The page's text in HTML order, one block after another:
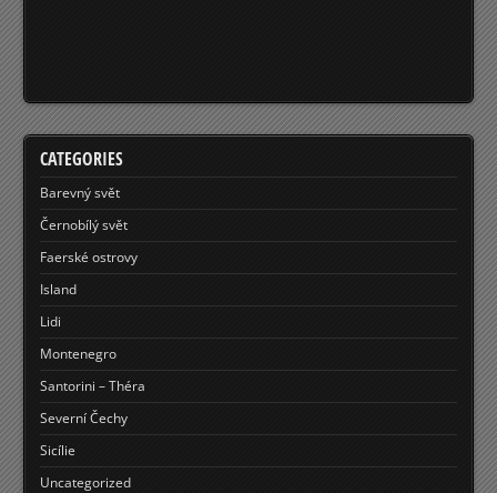
CATEGORIES
Barevný svět
Černobílý svět
Faerské ostrovy
Island
Lidi
Montenegro
Santorini – Théra
Severní Čechy
Sicílie
Uncategorized